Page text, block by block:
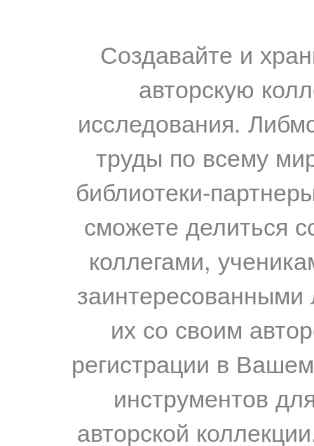
Создавайте и
авторскую
исследования.
труды по всему
библиотеки-
сможете делиться
коллегами,
их со своим
регистрации в
инструментов
авторской